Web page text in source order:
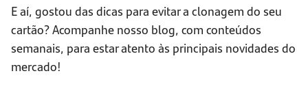
E aí, gostou das dicas para evitar a clonagem do seu
cartão? Acompanhe nosso blog, com conteúdos
semanais, para estar atento às principais novidades do
mercado!